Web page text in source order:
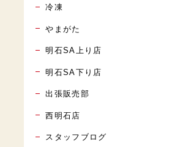
冷凍
やまがた
明石SA上り店
明石SA下り店
出張販売部
西明石店
スタッフブログ